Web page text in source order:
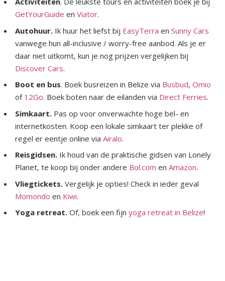
GetYourGuide en Viator.
Autohuur. Ik huur het liefst bij EasyTerra en Sunny Cars
vanwege hun all-inclusive / worry-free aanbod. Als je er
daar niet uitkomt, kun je nog prijzen vergelijken bij
Discover Cars.
Boot en bus. Boek busreizen in Belize via Busbud, Omio
of 12Go. Boek boten naar de eilanden via Direct Ferries.
Simkaart. Pas op voor onverwachte hoge bel- en
internetkosten. Koop een lokale simkaart ter plekke of
regel er eentje online via Airalo.
Reisgidsen. Ik houd van de praktische gidsen van Lonely
Planet, te koop bij onder andere Bol.com en Amazon.
Vliegtickets. Vergelijk je opties! Check in ieder geval
Momondo en Kiwi.
Yoga retreat. Of, boek een fijn yoga retreat in Belize!